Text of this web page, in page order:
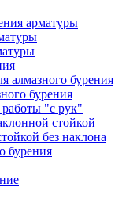
арматуры
алмазного бурения
бурения
"с рук"
стойкой
без наклона
бурения